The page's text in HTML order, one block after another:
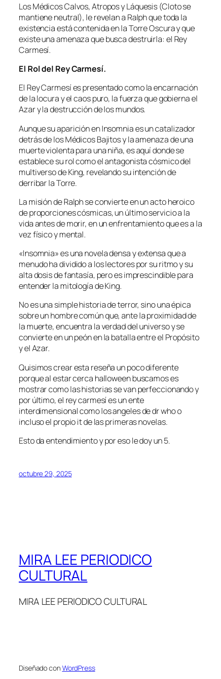
Los Médicos Calvos, Atropos y Láquesis (Cloto se
mantiene neutral), le revelan a Ralph que toda la
existencia está contenida en la Torre Oscura y que
existe una amenaza que busca destruirla: el Rey
Carmesí.
El Rol del Rey Carmesí.
El Rey Carmesí es presentado como la encarnación
de la locura y el caos puro, la fuerza que gobierna el
Azar y la destrucción de los mundos.
Aunque su aparición en Insomnia es un catalizador
detrás de los Médicos Bajitos y la amenaza de una
muerte violenta para una niña, es aquí donde se
establece su rol como el antagonista cósmico del
multiverso de King, revelando su intención de
derribar la Torre.
La misión de Ralph se convierte en un acto heroico
de proporciones cósmicas, un último servicio a la
vida antes de morir, en un enfrentamiento que es a la
vez físico y mental.
«Insomnia» es una novela densa y extensa que a
menudo ha dividido a los lectores por su ritmo y su
alta dosis de fantasía, pero es imprescindible para
entender la mitología de King.
No es una simple historia de terror, sino una épica
sobre un hombre común que, ante la proximidad de
la muerte, encuentra la verdad del universo y se
convierte en un peón en la batalla entre el Propósito
y el Azar.
Quisimos crear esta reseña un poco diferente
porque al estar cerca halloween buscamos es
mostrar como las historias se van perfeccionando y
por último, el rey carmesí es un ente
interdimensional como los angeles de dr who o
incluso el propio it de las primeras novelas.
Esto da entendimiento y por eso le doy un 5.
octubre 29, 2025
MIRA LEE PERIODICO
CULTURAL
MIRA LEE PERIODICO CULTURAL
Diseñado conWordPress